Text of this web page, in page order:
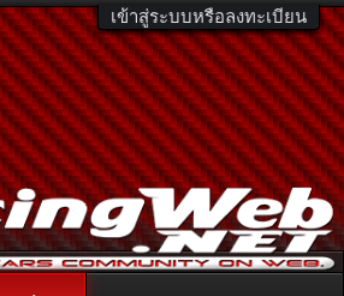
เข้าสู่ระบบหรือลงทะเบียน